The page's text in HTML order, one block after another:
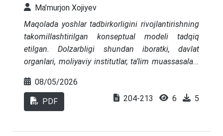
natijadorligini oshirish bilan birga, iqtisodiy
barqarorlikni mustahkamlashga xizmat qiladi
Ma’murjon Xojiyev
Maqolada yoshlar tadbirkorligini rivojlantirishning
takomillashtirilgan konseptual modeli tadqiq
etilgan. Dolzarbligi shundan iboratki, davlat
organlari, moliyaviy institutlar, ta’lim muassasalari,
biridan ajratilgan holda faoliyat yuritib, qo‘llab-
quvvatlash jarayonining uzluksizligini pasaytiradi.
Maqsad barcha manfaatdor tomonlarni yagona
08/05/2026
PDF 204-213 6 5